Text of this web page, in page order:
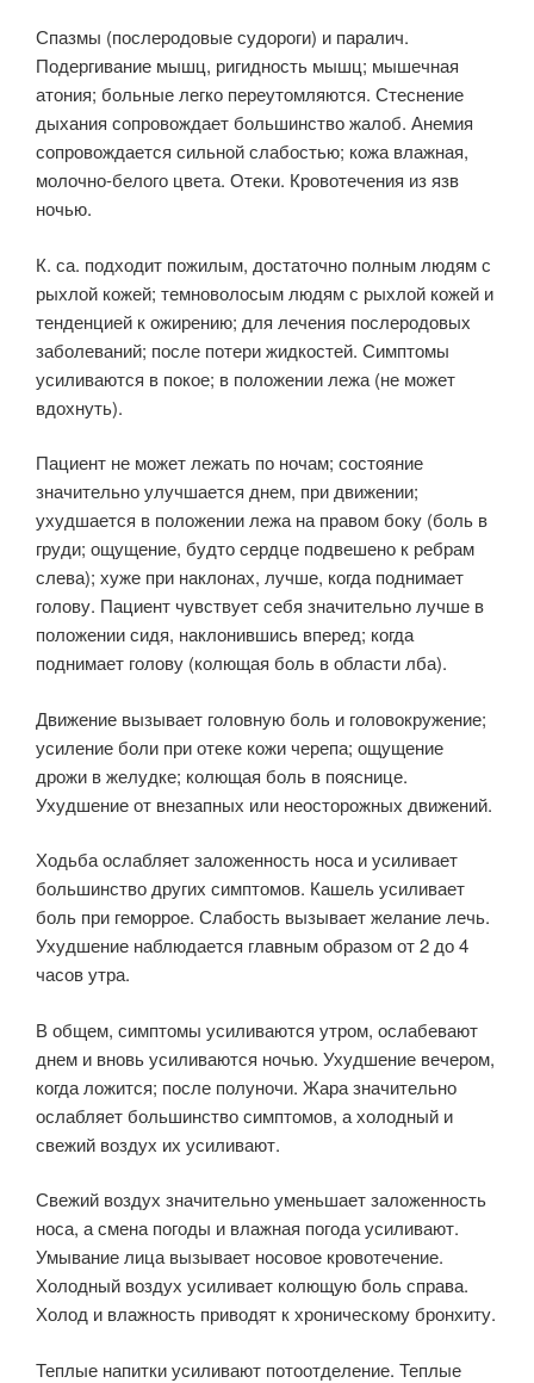
Спазмы (послеродовые судороги) и паралич.
Подергивание мышц, ригидность мышц; мышечная
атония; больные легко переутомляются. Стеснение
дыхания сопровождает большинство жалоб. Анемия
сопровождается сильной слабостью; кожа влажная,
молочно-белого цвета. Отеки. Кровотечения из язв
ночью.
К. са. подходит пожилым, достаточно полным людям с
рыхлой кожей; темноволосым людям с рыхлой кожей и
тенденцией к ожирению; для лечения послеродовых
заболеваний; после потери жидкостей. Симптомы
усиливаются в покое; в положении лежа (не может
вдохнуть).
Пациент не может лежать по ночам; состояние
значительно улучшается днем, при движении;
ухудшается в положении лежа на правом боку (боль в
груди; ощущение, будто сердце подвешено к ребрам
слева); хуже при наклонах, лучше, когда поднимает
голову. Пациент чувствует себя значительно лучше в
положении сидя, наклонившись вперед; когда
поднимает голову (колющая боль в области лба).
Движение вызывает головную боль и головокружение;
усиление боли при отеке кожи черепа; ощущение
дрожи в желудке; колющая боль в пояснице.
Ухудшение от внезапных или неосторожных движений.
Ходьба ослабляет заложенность носа и усиливает
большинство других симптомов. Кашель усиливает
боль при геморрое. Слабость вызывает желание лечь.
Ухудшение наблюдается главным образом от 2 до 4
часов утра.
В общем, симптомы усиливаются утром, ослабевают
днем и вновь усиливаются ночью. Ухудшение вечером,
когда ложится; после полуночи. Жара значительно
ослабляет большинство симптомов, а холодный и
свежий воздух их усиливают.
Свежий воздух значительно уменьшает заложенность
носа, а смена погоды и влажная погода усиливают.
Умывание лица вызывает носовое кровотечение.
Холодный воздух усиливает колющую боль справа.
Холод и влажность приводят к хроническому бронхиту.
Теплые напитки усиливают потоотделение. Теплые